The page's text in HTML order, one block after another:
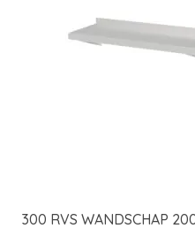
300 RVS WANDSCHAP